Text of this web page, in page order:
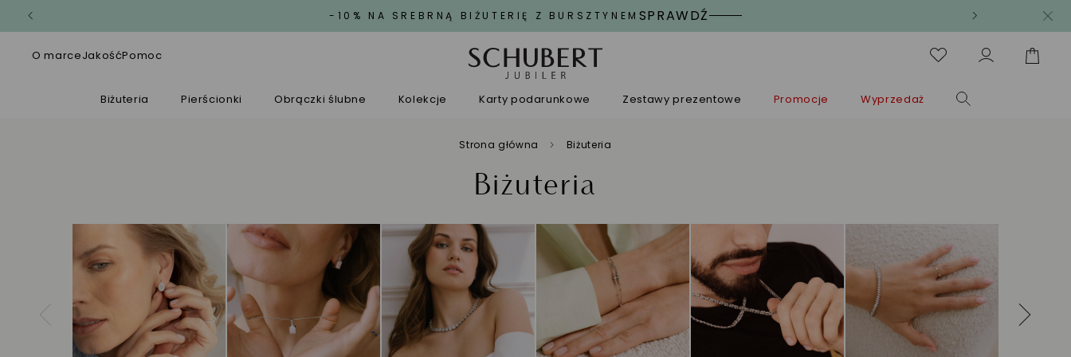
-10% NA SREBRNĄ BIŻUTERIĘ Z BURSZTYNEM SPRAWDŹ
O marceJakośćPomoc
Biżuteria Pierścionki Obrączki ślubne Kolekcje Karty podarunkowe Zestawy prezentowe Promocje Wyprzedaż
Strona główna Biżuteria
Biżuteria